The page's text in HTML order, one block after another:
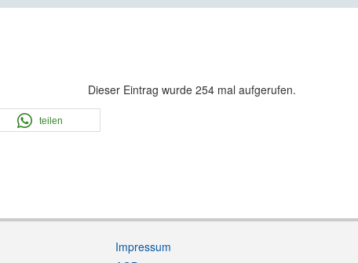
Dieser Eintrag wurde 254 mal aufgerufen.
teilen
Impressum